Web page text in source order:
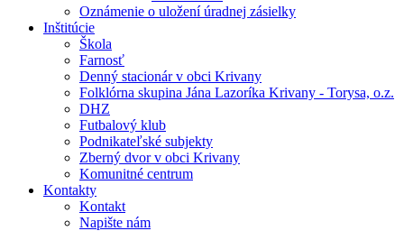
Oznámenie o uložení úradnej zásielky
Inštitúcie
Škola
Farnosť
Denný stacionár v obci Krivany
Folklórna skupina Jána Lazoríka Krivany - Torysa, o.z.
DHZ
Futbalový klub
Podnikateľské subjekty
Zberný dvor v obci Krivany
Komunitné centrum
Kontakty
Kontakt
Napište nám